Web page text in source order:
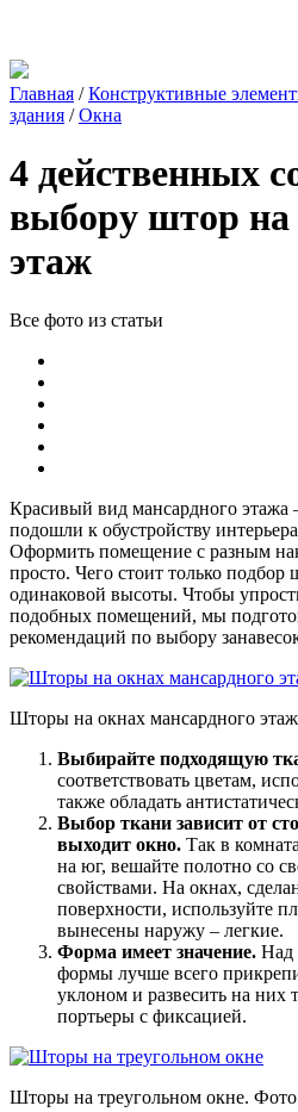
Главная /Конструктивные
здания /Окна
4 действенных
выбору штор
этаж
Все фото из статьи
Красивый вид мансардного этажа
подошли к обустройству
Оформить помещение с разным
просто. Чего стоит только подбор
одинаковой высоты. Чтобы
подобных помещений, мы
рекомендаций по выбору
Шторы на окнах мансардного
Выбирайте подходящую
соответствовать цветам,
также обладать
Выбор ткани зависит от
выходит окно. Так в
на юг, вешайте полотно со
свойствами. На окнах,
поверхности, используйте
вынесены наружу – легкие.
Форма имеет значение. Над
формы лучше всего
уклоном и развесить на них
портьеры с фиксацией.
Шторы на треугольном окне.